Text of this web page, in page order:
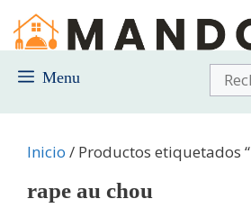
Saltar
contenido
Menu
Inicio / Productos etiquetados
rape au chou